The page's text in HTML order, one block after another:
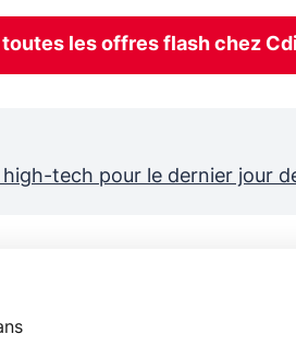
toutes les offres flash chez
tech pour le dernier jour